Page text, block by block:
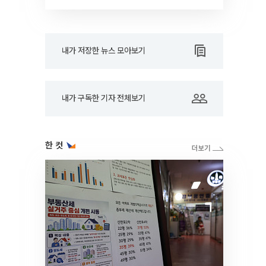
내가 저장한 뉴스 모아보기
내가 구독한 기자 전체보기
한 컷